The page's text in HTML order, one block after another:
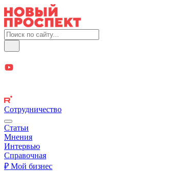
Сотрудничество
Статьи
Мнения
Интервью
Справочная
₽ Мой бизнес